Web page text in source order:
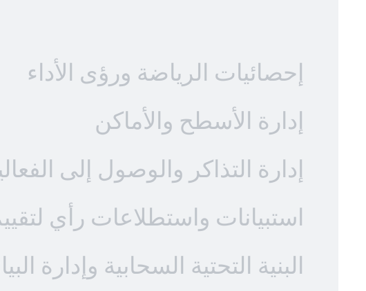
إحصائيات الرياضة ورؤى الأداء
إدارة الأسطح والأماكن
إدارة التذاكر والوصول إلى
استبيانات واستطلاعات رأي
البنية التحتية السحابية وإدارة